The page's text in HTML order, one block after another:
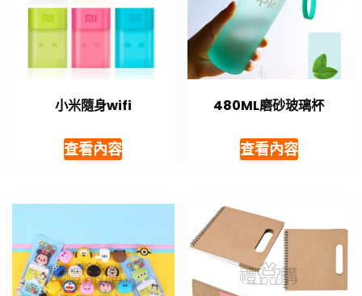
小米隨身wifi
查看內容
480ML磨砂玻璃杯
查看內容